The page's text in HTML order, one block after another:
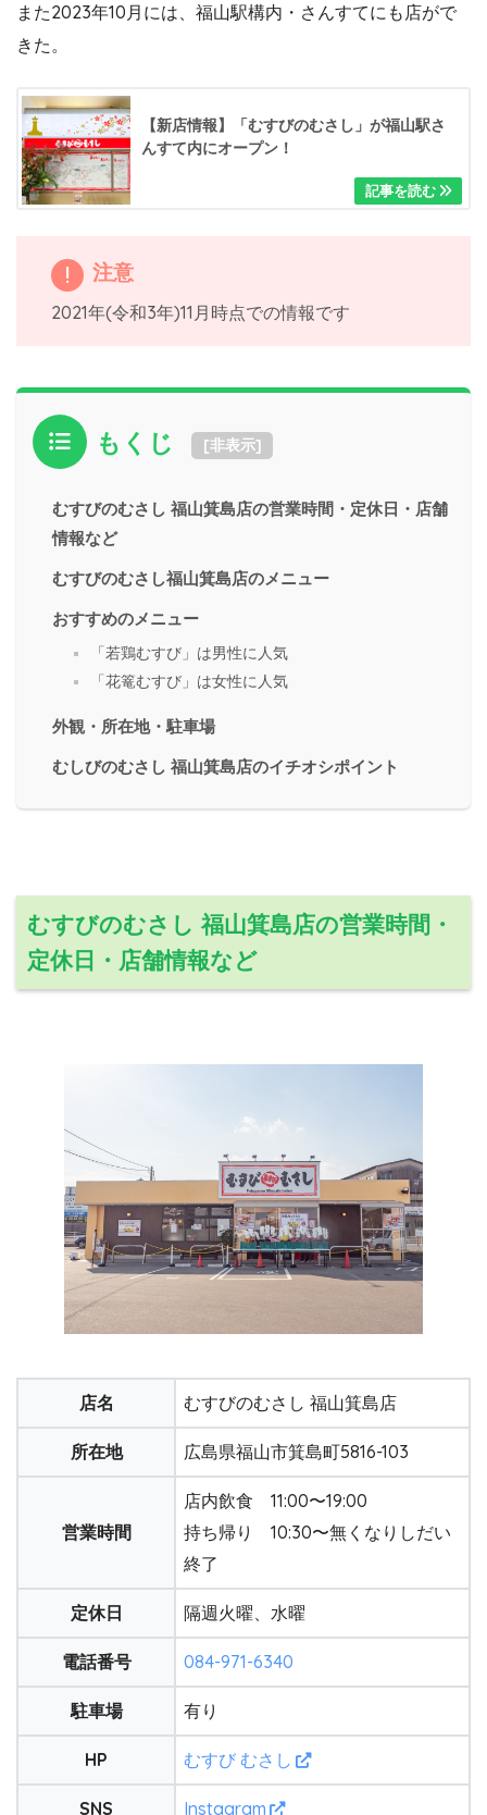
また2023年10月には、福山駅構内・さんすてにも店がで
きた。
【新店情報】「むすびのむさし」が福山駅さ
んすて内にオープン！
注意
2021年(令和3年)11月時点での情報です
もくじ [非表示]
むすびのむさし 福山箕島店の営業時間・定休日・店舗
情報など
むすびのむさし福山箕島店のメニュー
おすすめのメニュー
「若鶏むすび」は男性に人気
「花篭むすび」は女性に人気
外観・所在地・駐車場
むしびのむさし 福山箕島店のイチオシポイント
むすびのむさし 福山箕島店の営業時間・
定休日・店舗情報など
店名 むすびのむさし 福山箕島店
所在地 広島県福山市箕島町5816-103
営業時間
店内飲食 11:00〜19:00
持ち帰り 10:30〜無くなりしだい
終了
定休日 隔週火曜、水曜
電話番号 084-971-6340
駐車場 有り
HP むすび むさし
SNS Instagram